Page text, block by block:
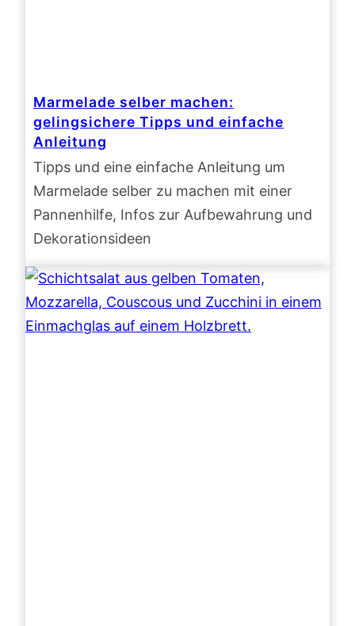
Marmelade selber machen:
gelingsichere Tipps und einfache
Anleitung
Tipps und eine einfache Anleitung um
Marmelade selber zu machen mit einer
Pannenhilfe, Infos zur Aufbewahrung und
Dekorationsideen